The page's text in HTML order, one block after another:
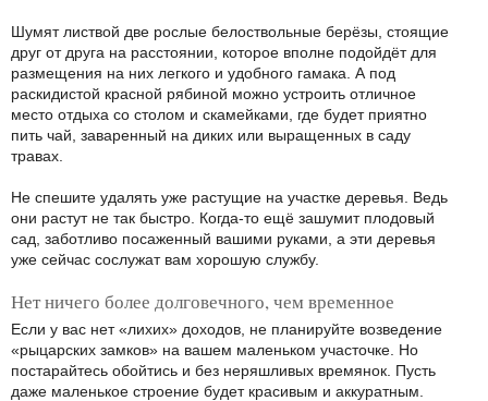
Шумят листвой две рослые белоствольные берёзы, стоящие
друг от друга на расстоянии, которое вполне подойдёт для
размещения на них легкого и удобного гамака. А под
раскидистой красной рябиной можно устроить отличное
место отдыха со столом и скамейками, где будет приятно
пить чай, заваренный на диких или выращенных в саду
травах.
Не спешите удалять уже растущие на участке деревья. Ведь
они растут не так быстро. Когда-то ещё зашумит плодовый
сад, заботливо посаженный вашими руками, а эти деревья
уже сейчас сослужат вам хорошую службу.
Нет ничего более долговечного, чем временное
Если у вас нет «лихих» доходов, не планируйте возведение
«рыцарских замков» на вашем маленьком участочке. Но
постарайтесь обойтись и без неряшливых времянок. Пусть
даже маленькое строение будет красивым и аккуратным.